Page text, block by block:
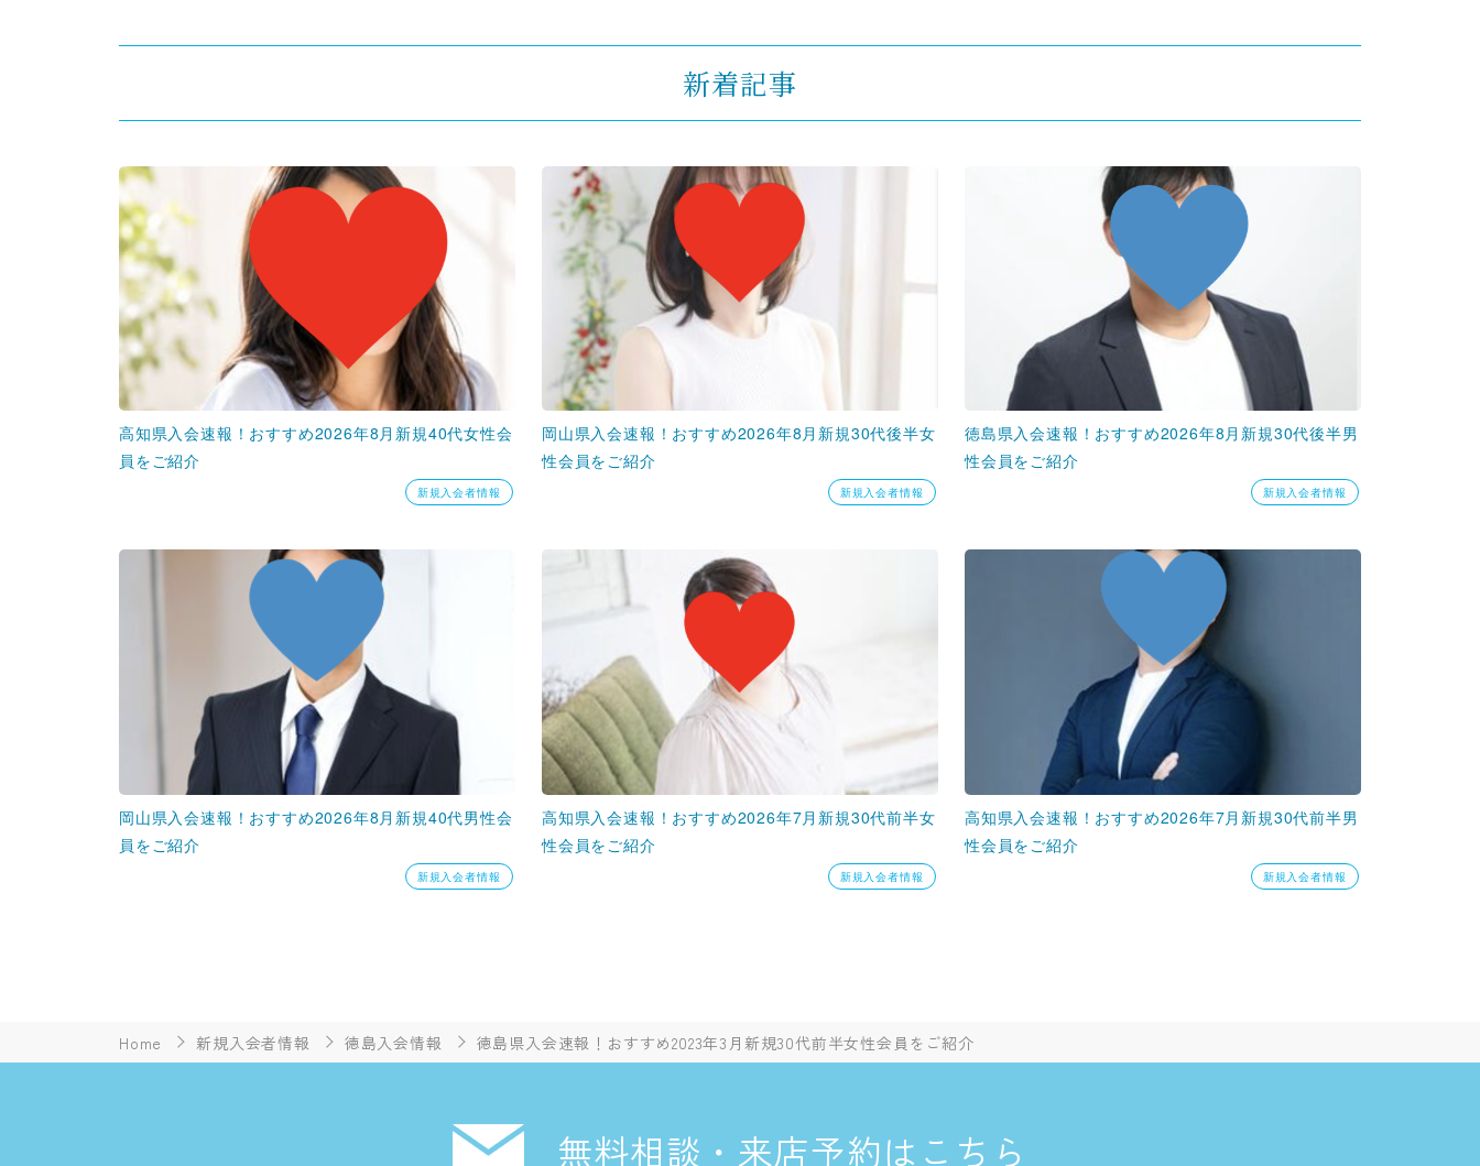
新着記事
高知県入会速報！おすすめ2026年8月新規40代女性会
員をご紹介
新規入会者情報
岡山県入会速報！おすすめ2026年8月新規30代後半女
性会員をご紹介
新規入会者情報
徳島県入会速報！おすすめ2026年8月新規30代後半男
性会員をご紹介
新規入会者情報
岡山県入会速報！おすすめ2026年8月新規40代男性会
員をご紹介
新規入会者情報
高知県入会速報！おすすめ2026年7月新規30代前半女
性会員をご紹介
新規入会者情報
高知県入会速報！おすすめ2026年7月新規30代前半男
性会員をご紹介
新規入会者情報
Home 新規入会者情報 徳島入会情報 徳島県入会速報！おすすめ2023年3月新規30代前半女性会員をご紹介
無料相談・来店予約はこちら